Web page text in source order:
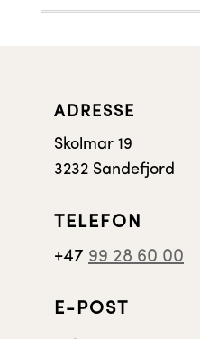
ADRESSE
Skolmar 19
3232 Sandefjord
TELEFON
+47 99 28 60 00
E-POST